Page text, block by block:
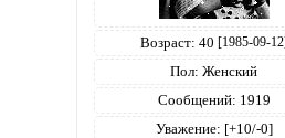
Возраст: 40 [1985-09-12]
Пол: Женский
Сообщений: 1919
Уважение: [+10/-0]